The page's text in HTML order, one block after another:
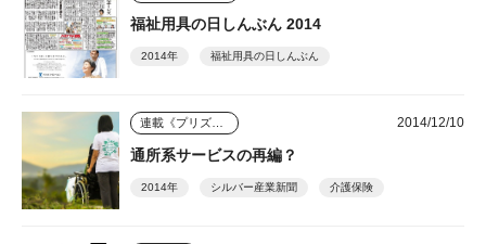
福祉用具の日しんぶん 2014
2014年 福祉用具の日しんぶん
2014/12/10
通所系サービスの再編？
2014年 シルバー産業新聞 介護保険